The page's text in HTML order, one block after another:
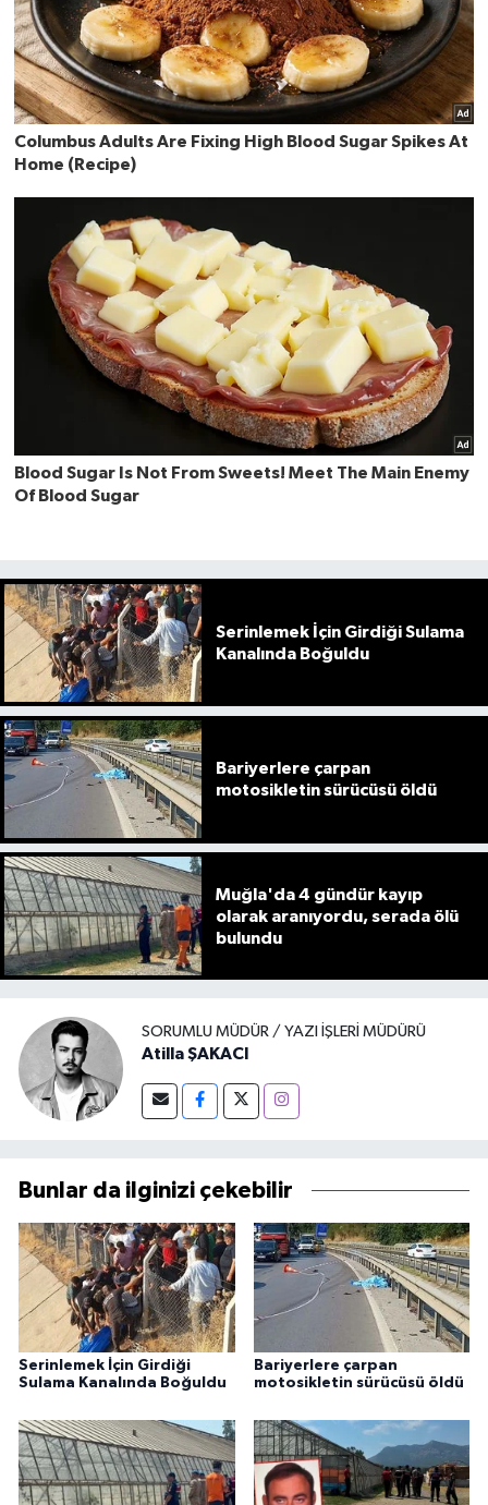
Serinlemek İçin Girdiği Sulama
Kanalında Boğuldu
Bariyerlere çarpan
motosikletin sürücüsü öldü
Muğla'da 4 gündür kayıp
olarak aranıyordu, serada ölü
bulundu
SORUMLU MÜDÜR / YAZI İŞLERI MÜDÜRÜ
Atilla ŞAKACI
Bunlar da ilginizi çekebilir
Serinlemek İçin Girdiği
Sulama Kanalında Boğuldu
Bariyerlere çarpan
motosikletin sürücüsü öldü